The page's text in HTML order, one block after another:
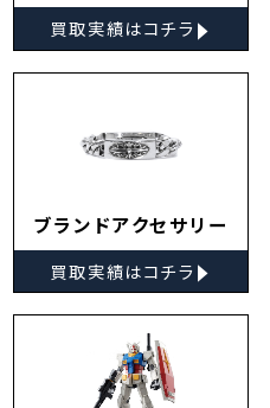
買取実績はコチラ ▸
ブランドアクセサリー
買取実績はコチラ ▸